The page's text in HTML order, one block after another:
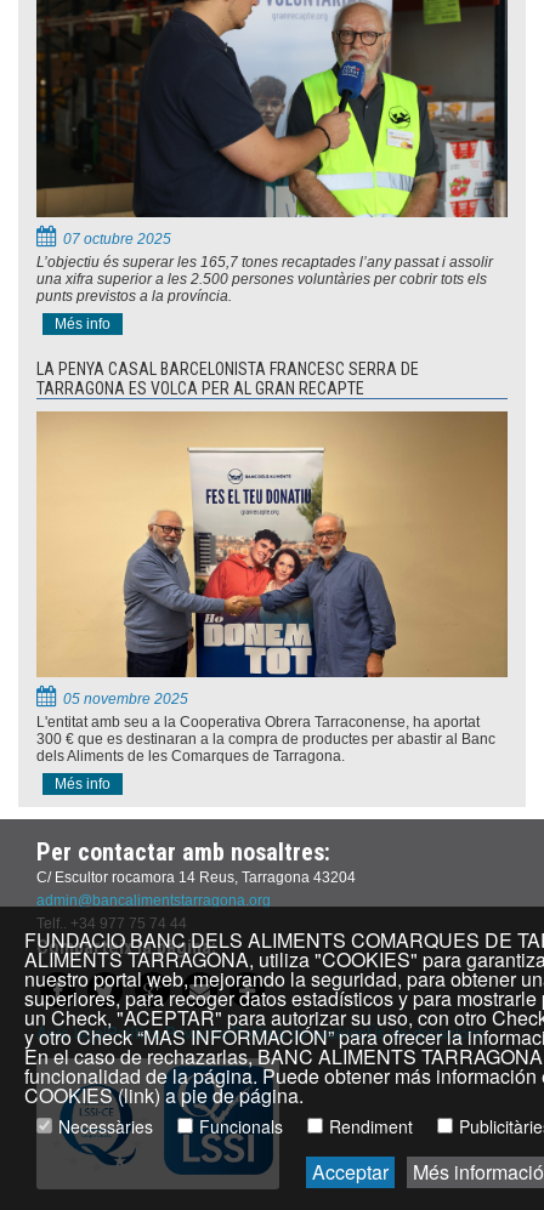
07 octubre 2025
L’objectiu és superar les 165,7 tones recaptades l’any passat i assolir
una xifra superior a les 2.500 persones voluntàries per cobrir tots els
punts previstos a la província.
Més info
LA PENYA CASAL BARCELONISTA FRANCESC SERRA DE
TARRAGONA ES VOLCA PER AL GRAN RECAPTE
05 novembre 2025
L'entitat amb seu a la Cooperativa Obrera Tarraconense, ha aportat
300 € que es destinaran a la compra de productes per abastir al Banc
dels Aliments de les Comarques de Tarragona.
Més info
Per contactar amb nosaltres:
C/ Escultor rocamora 14 Reus, Tarragona 43204
admin@bancalimentstarragona.org
Telf.. +34 977 75 74 44
Comparteix la pàgina:
Avís legalPolítica PrivacitatPolítica de cookiesÚs de donacions
FUNDACIO BANC DELS ALIMENTS COMARQUES DE
ALIMENTS TARRAGONA, utiliza "COOKIES" para
nuestro portal web, mejorando la seguridad, para obtener
superiores, para recoger datos estadísticos y para
un Check, "ACEPTAR" para autorizar su uso, con otro
y otro Check “MAS INFORMACIÓN” para ofrecer la
En el caso de rechazarlas, BANC ALIMENTS
funcionalidad de la página. Puede obtener más
COOKIES (link) a pie de página.
Necessàries Funcionals Rendiment
Acceptar Més informació